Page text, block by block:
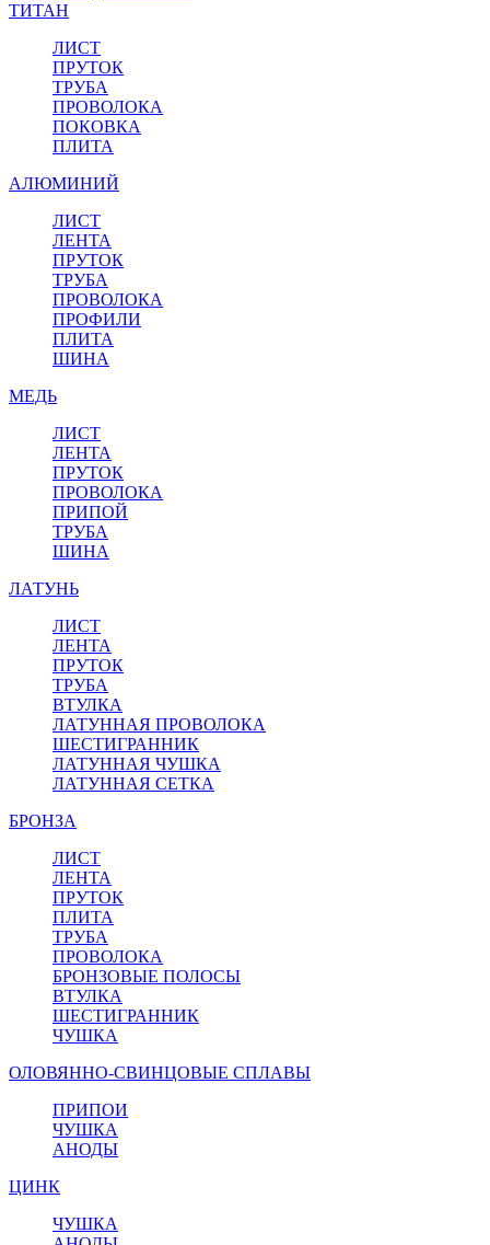
ТИТАН
ЛИСТ
ПРУТОК
ТРУБА
ПРОВОЛОКА
ПОКОВКА
ПЛИТА
АЛЮМИНИЙ
ЛИСТ
ЛЕНТА
ПРУТОК
ТРУБА
ПРОВОЛОКА
ПРОФИЛИ
ПЛИТА
ШИНА
МЕДЬ
ЛИСТ
ЛЕНТА
ПРУТОК
ПРОВОЛОКА
ПРИПОЙ
ТРУБА
ШИНА
ЛАТУНЬ
ЛИСТ
ЛЕНТА
ПРУТОК
ТРУБА
ВТУЛКА
ЛАТУННАЯ ПРОВОЛОКА
ШЕСТИГРАННИК
ЛАТУННАЯ ЧУШКА
ЛАТУННАЯ СЕТКА
БРОНЗА
ЛИСТ
ЛЕНТА
ПРУТОК
ПЛИТА
ТРУБА
ПРОВОЛОКА
БРОНЗОВЫЕ ПОЛОСЫ
ВТУЛКА
ШЕСТИГРАННИК
ЧУШКА
ОЛОВЯННО-СВИНЦОВЫЕ СПЛАВЫ
ПРИПОИ
ЧУШКА
АНОДЫ
ЦИНК
ЧУШКА